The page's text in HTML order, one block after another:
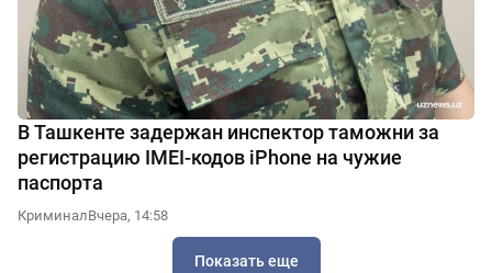
В Ташкенте задержан инспектор таможни за
регистрацию IMEI-кодов iPhone на чужие
паспорта
КриминалВчера, 14:58
Показать еще